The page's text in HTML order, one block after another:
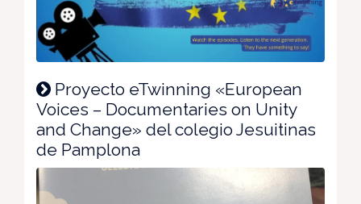
Proyecto eTwinning «European
Voices – Documentaries on Unity
and Change» del colegio Jesuitinas
de Pamplona